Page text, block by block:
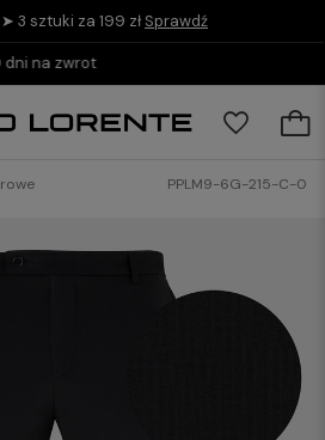
3 sztuki za 199 zł Sprawdź
zapłać do 30 dni z PayPo
PPLM9-6G-215-C-0